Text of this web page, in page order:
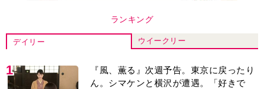
ランキング
デイリー ウイークリー
1
『風、薫る』次週予告。東京に戻ったり
ん。シマケンと横沢が遭遇。「好きで